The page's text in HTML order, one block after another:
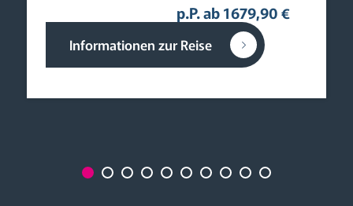
p.P. ab 1679,90 €
Informationen zur Reise